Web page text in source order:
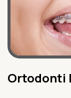
Ortodonti